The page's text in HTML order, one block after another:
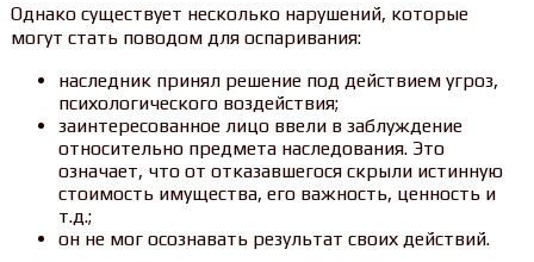
Однако существует несколько нарушений, которые
могут стать поводом для оспаривания:
наследник принял решение под действием угроз,
психологического воздействия;
заинтересованное лицо ввели в заблуждение
относительно предмета наследования. Это
означает, что от отказавшегося скрыли истинную
стоимость имущества, его важность, ценность и
т.д.;
он не мог осознавать результат своих действий.